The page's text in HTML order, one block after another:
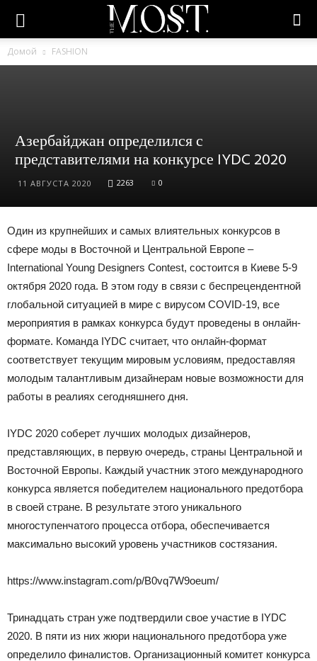
Домой FASHION
Азербайджан определился с
представителями на конкурсе IYDC 2020
11 АВГУСТА 2020 2263 0
Один из крупнейших и самых влиятельных конкурсов в
сфере моды в Восточной и Центральной Европе –
International Young Designers Contest, состоится в Киеве 5-9
октября 2020 года. В этом году в связи c беспрецендентной
глобальной ситуацией в мире с вирусом COVID-19, все
мероприятия в рамках конкурса будут проведены в онлайн-
формате. Команда IYDC считает, что онлайн-формат
соответствует текущим мировым условиям, предоставляя
молодым талантливым дизайнерам новые возможности для
работы в реалиях сегодняшнего дня.
IYDC 2020 соберет лучших молодых дизайнеров,
представляющих, в первую очередь, страны Центральной и
Восточной Европы. Каждый участник этого международного
конкурса является победителем национального предотбора
в своей стране. В результате этого уникального
многоступенчатого процесса отбора, обеспечивается
максимально высокий уровень участников состязания.
https://www.instagram.com/p/B0vq7W9oeum/
Тринадцать стран уже подтвердили свое участие в IYDC
2020. В пяти из них жюри национального предотбора уже
определило финалистов. Организационный комитет конкурса